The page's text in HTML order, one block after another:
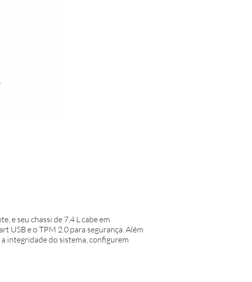
e seu chassi de 7,4 L cabe em
USB e o TPM 2.0 para segurança. Além
integridade do sistema, configurem